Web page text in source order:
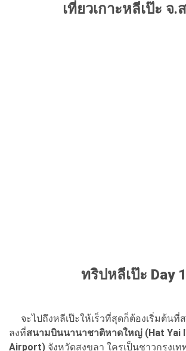
เที่ยวเกาะหลีเป๊ะ จ.
ทริปหลีเป๊ะ Day 1
จะไปถึงหลีเป๊ะให้เร็วที่สุดก็ต้องเริ่มต้นที่
ลงที่สนามบินนานาชาติหาดใหญ่ (Hat Yai
Airport) จังหวัดสงขลา ใครเป็นชาวกรุงเท